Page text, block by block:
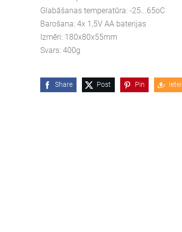
Glabāšanas temperatūra: -25...65oC
Barošana: 4x 1,5V AA baterijas
Izmēri: 180x80x55mm
Svars: 400g
Share Post Pin